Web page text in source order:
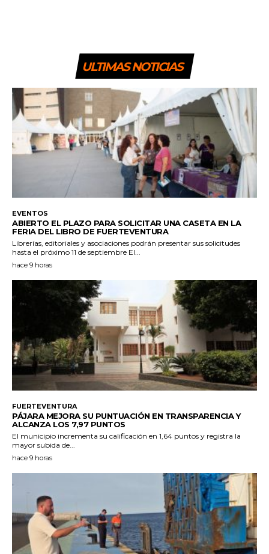
ULTIMAS NOTICIAS
EVENTOS
ABIERTO EL PLAZO PARA SOLICITAR UNA CASETA EN LA
FERIA DEL LIBRO DE FUERTEVENTURA
Librerías, editoriales y asociaciones podrán presentar sus solicitudes
hasta el próximo 11 de septiembre El...
hace 9 horas
FUERTEVENTURA
PÁJARA MEJORA SU PUNTUACIÓN EN TRANSPARENCIA Y
ALCANZA LOS 7,97 PUNTOS
El municipio incrementa su calificación en 1,64 puntos y registra la
mayor subida de...
hace 9 horas